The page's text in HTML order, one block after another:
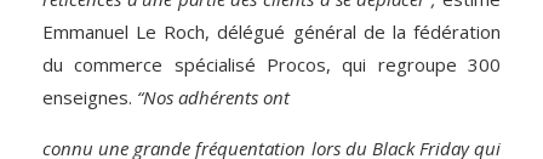
Emmanuel Le Roch, délégué général de la fédération
du commerce spécialisé Procos, qui regroupe 300
enseignes. “Nos adhérents ont
connu une grande fréquentation lors du Black Friday qui